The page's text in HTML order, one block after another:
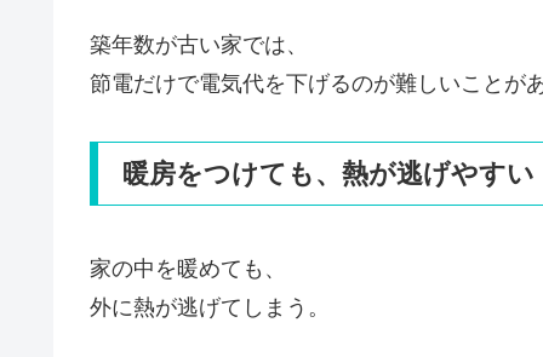
築年数が古い家では、
節電だけで電気代を下げるのが難しいことが
暖房をつけても、熱が逃げやすい
家の中を暖めても、
外に熱が逃げてしまう。